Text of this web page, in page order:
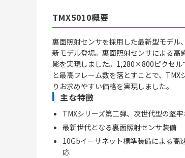
TMX5010概要
裏面照射センサを採用した最新型モデル
新モデル登場。裏面照射センサによる高
影を実現しました。1,280×800ピクセ
と最高フレーム数を落とすことで、TMX
りお求めやすい価格を実現しました。
主な特徴
TMXシリーズ第二弾、次世代型の堅
最新世代となる裏面照射センサ装備
10Gbイーサネット標準装備による高
応